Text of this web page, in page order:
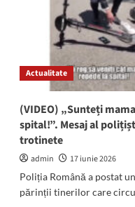
pe
DN
39.
Se
circulă
cu
dificultate
Actualitate
(VIDEO) „Sunteți
spital!”. Mesaj al
trotinete
admin
17 iunie 2026
Poliția Română a postat
părinții tinerilor care